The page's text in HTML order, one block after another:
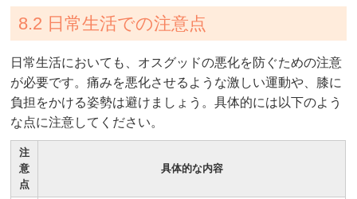
8.2 日常生活での注意点
日常生活においても、オスグッドの悪化を防ぐための注意
が必要です。痛みを悪化させるような激しい運動や、膝に
負担をかける姿勢は避けましょう。具体的には以下のよう
な点に注意してください。
注
意
点
具体的な内容